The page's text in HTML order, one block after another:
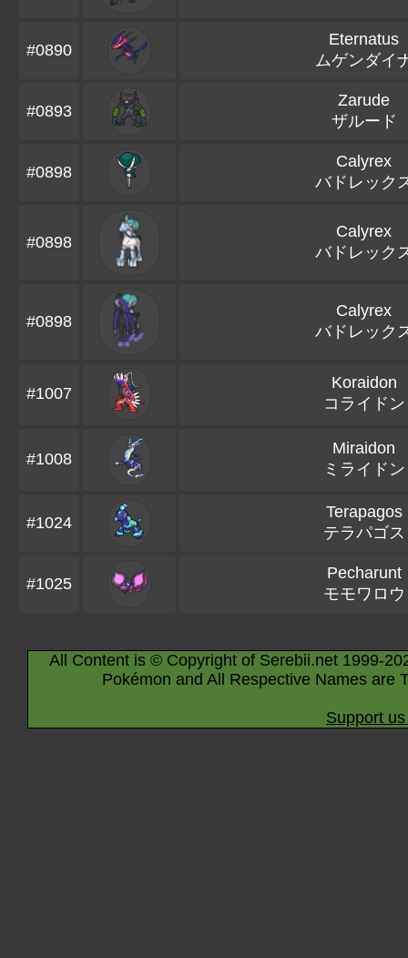
#0890
Eternatus
ムゲンダイ
#0893
Zarude
ザルード
#0898
Calyrex
バドレック
#0898
Calyrex
バドレック
#0898
Calyrex
バドレック
#1007
Koraidon
コライドン
#1008
Miraidon
ミライドン
#1024
Terapagos
テラパゴス
#1025
Pecharunt
モモワロウ
All Content is © Copyright of Serebii.net 1999-
Pokémon and All Respective Names are
Support